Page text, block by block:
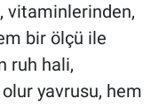
vitaminlerinden,
bir ölçü ile
ruh hali,
yavrusu, hem